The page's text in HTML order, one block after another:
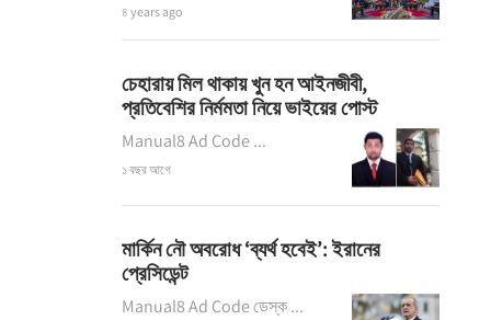
৪ years ago
চেহারায় মিল থাকায় খুন হন আইনজীবী,
প্রতিবেশির নির্মমতা নিয়ে ভাইয়ের পোস্ট
Manual8 Ad Code ...
১ বছর আগে
মার্কিন নৌ অবরোধ ‘ব্যর্থ হবেই’: ইরানের
প্রেসিডেন্ট
Manual8 Ad Code ডেস্ক ...